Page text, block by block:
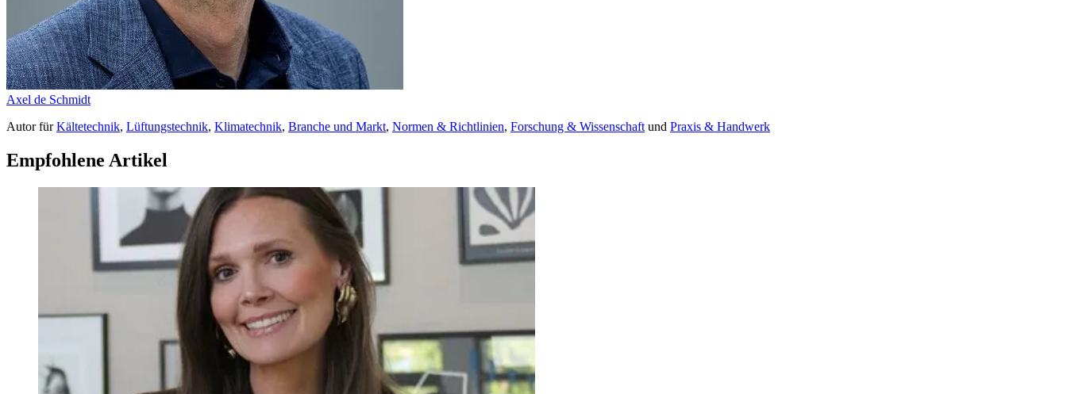
Axel de Schmidt
AutorfürKältetechnik, Lüftungstechnik, Klimatechnik, Branche und Markt, Normen & Richtlinien, Forschung & Wissenschaft und Praxis & Handwerk
Empfohlene Artikel